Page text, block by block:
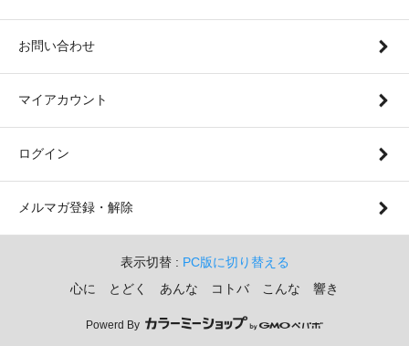
お問い合わせ
マイアカウント
ログイン
メルマガ登録・解除
表示切替 : PC版に切り替える
心に とどく あんな コトバ こんな 響き
Powerd By